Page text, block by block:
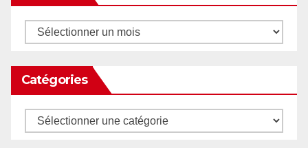
Archives
Catégories
Catégories